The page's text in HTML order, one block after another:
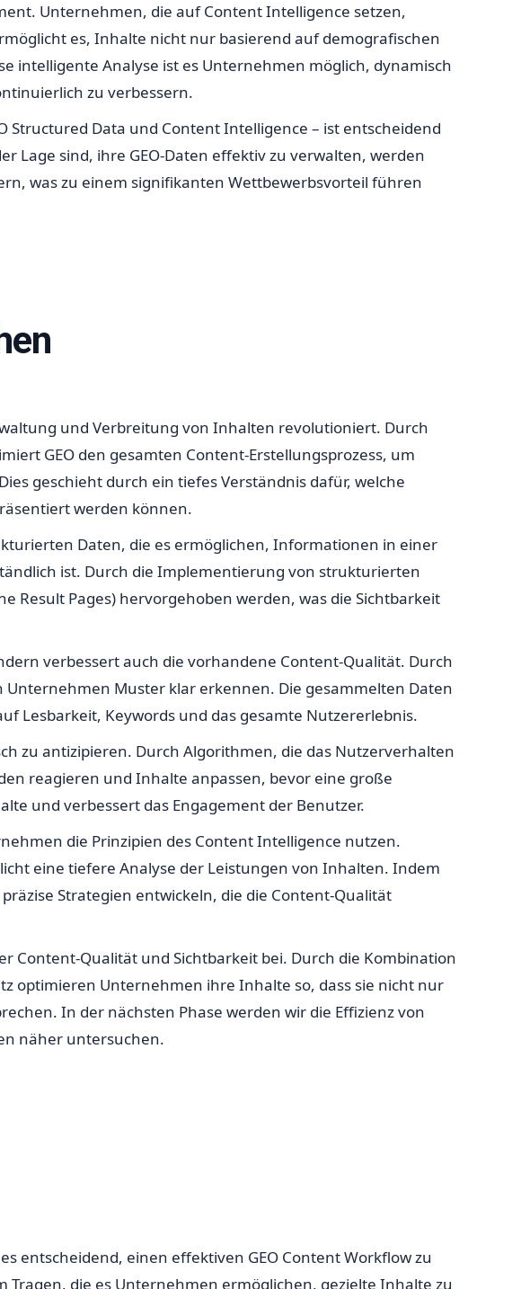
Unternehmen, die auf Content Intelligence setzen,
es, Inhalte nicht nur basierend auf demografischen
intelligente Analyse ist es Unternehmen möglich, dynamisch
zu verbessern.
Structured Data und Content Intelligence – ist entscheidend
Lage sind, ihre GEO-Daten effektiv zu verwalten, werden
was zu einem signifikanten Wettbewerbsvorteil führen
und Verbreitung von Inhalten revolutioniert. Durch
GEO den gesamten Content-Erstellungsprozess, um
geschieht durch ein tiefes Verständnis dafür, welche
werden können.
Daten, die es ermöglichen, Informationen in einer
ist. Durch die Implementierung von strukturierten
Result Pages) hervorgehoben werden, was die Sichtbarkeit
verbessert auch die vorhandene Content-Qualität. Durch
Muster klar erkennen. Die gesammelten Daten
Lesbarkeit, Keywords und das gesamte Nutzererlebnis.
zu antizipieren. Durch Algorithmen, die das Nutzerverhalten
reagieren und Inhalte anpassen, bevor eine große
und verbessert das Engagement der Benutzer.
die Prinzipien des Content Intelligence nutzen.
eine tiefere Analyse der Leistungen von Inhalten. Indem
Strategien entwickeln, die die Content-Qualität
Content-Qualität und Sichtbarkeit bei. Durch die Kombination
optimieren Unternehmen ihre Inhalte so, dass sie nicht nur
In der nächsten Phase werden wir die Effizienz von
näher untersuchen.
entscheidend, einen effektiven GEO Content Workflow zu
die es Unternehmen ermöglichen, gezielte Inhalte zu